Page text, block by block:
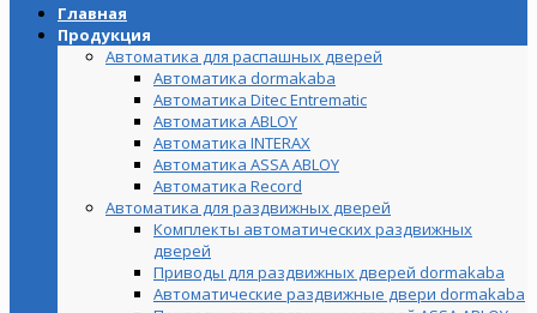
Главная
Продукция
Автоматика для распашных дверей
Автоматика dormakaba
Автоматика Ditec Entrematic
Автоматика ABLOY
Автоматика INTERAX
Автоматика ASSA ABLOY
Автоматика Record
Автоматика для раздвижных дверей
Комплекты автоматических раздвижных
дверей
Приводы для раздвижных дверей dormakaba
Автоматические раздвижные двери dormakaba